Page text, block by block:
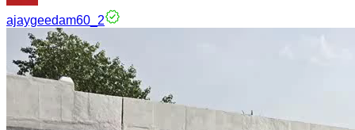
ajaygeedam60_2